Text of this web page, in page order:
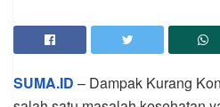
SUMA.ID – Dampak Kurang